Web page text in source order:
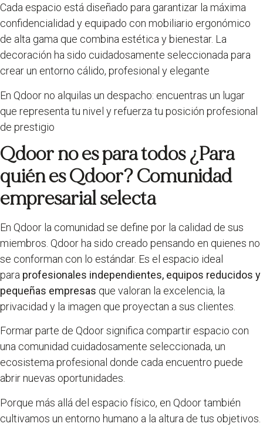
Cada espacio está diseñado para garantizar la máxima
confidencialidad y equipado con mobiliario ergonómico
de alta gama que combina estética y bienestar. La
decoración ha sido cuidadosamente seleccionada para
crear un entorno cálido, profesional y elegante
En Qdoor no alquilas un despacho: encuentras un lugar
que representa tu nivel y refuerza tu posición profesional
de prestigio
Qdoor no es para todos ¿Para
quién es Qdoor?Comunidad
empresarial selecta
En Qdoor la comunidad se define por la calidad de sus
miembros. Qdoor ha sido creado pensando en quienes no
se conforman con lo estándar. Es el espacio ideal
para profesionales independientes, equipos reducidos y
pequeñas empresas que valoran la excelencia, la
privacidad y la imagen que proyectan a sus clientes.
Formar parte de Qdoor significa compartir espacio con
una comunidad cuidadosamente seleccionada, un
ecosistema profesional donde cada encuentro puede
abrir nuevas oportunidades.
Porque más allá del espacio físico, en Qdoor también
cultivamos un entorno humano a la altura de tus objetivos.